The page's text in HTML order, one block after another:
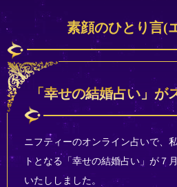
素顔のひとり言(
「幸せの結婚占い」が
ニフティーのオンライン占いで、
トとなる「幸せの結婚占い」が７
いたししました。